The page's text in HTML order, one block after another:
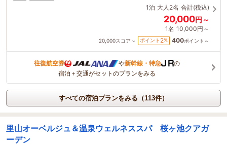
1泊 大人2名 合計(税込)
20,000円～
1名 10,000円～
20,000スコア～ ポイント 2% 400ポイント～
往復航空券 や新幹線・特急
の
宿泊＋交通がセットのプランをみる
すべての宿泊プランをみる（113件）
里山オーベルジュ＆温泉ウェルネススパ 桜ヶ池クアガ
ーデン